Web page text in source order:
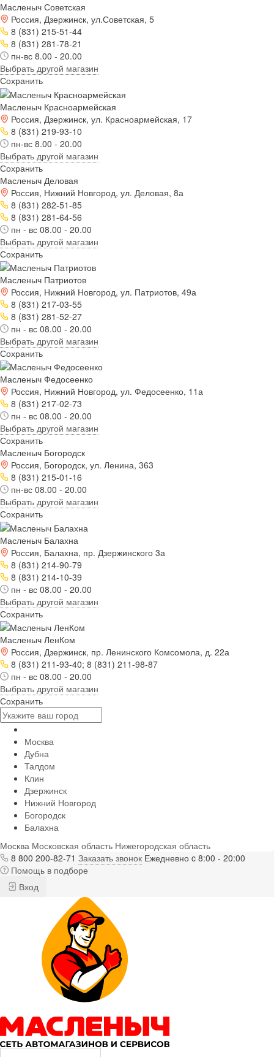
Масленыч Советская
Россия, Дзержинск, ул.Советская, 5
8 (831) 215-51-44
8 (831) 281-78-21
пн-вс 8.00 - 20.00
Выбрать другой магазин
Сохранить
Масленыч Красноармейская
Россия, Дзержинск, ул. Красноармейская, 17
8 (831) 219-93-10
пн-вс 8.00 - 20.00
Выбрать другой магазин
Сохранить
Масленыч Деловая
Россия, Нижний Новгород, ул. Деловая, 8а
8 (831) 282-51-85
8 (831) 281-64-56
пн - вс 08.00 - 20.00
Выбрать другой магазин
Сохранить
Масленыч Патриотов
Россия, Нижний Новгород, ул. Патриотов, 49а
8 (831) 217-03-55
8 (831) 281-52-27
пн - вс 08.00 - 20.00
Выбрать другой магазин
Сохранить
Масленыч Федосеенко
Россия, Нижний Новгород, ул. Федосеенко, 11а
8 (831) 217-02-73
пн - вс 08.00 - 20.00
Выбрать другой магазин
Сохранить
Масленыч Богородск
Россия, Богородск, ул. Ленина, 363
8 (831) 215-01-16
пн-вс 08.00 - 20.00
Выбрать другой магазин
Сохранить
Масленыч Балахна
Россия, Балахна, пр. Дзержинского 3а
8 (831) 214-90-79
8 (831) 214-10-39
пн - вс 08.00 - 20.00
Выбрать другой магазин
Сохранить
Масленыч ЛенКом
Россия, Дзержинск, пр. Ленинского Комсомола, д. 22а
8 (831) 211-93-40; 8 (831) 211-98-87
пн - вс 08.00 - 20.00
Выбрать другой магазин
Сохранить
Москва
Дубна
Талдом
Клин
Дзержинск
Нижний Новгород
Богородск
Балахна
Москва Московская область Нижегородская область
8 800 200-82-71 Заказать звонок Ежедневно c 8:00 - 20:00
Помощь в подборе
Вход